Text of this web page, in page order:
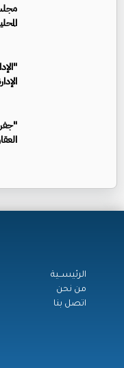
الرئيســية
من نحن
اتصل بنا